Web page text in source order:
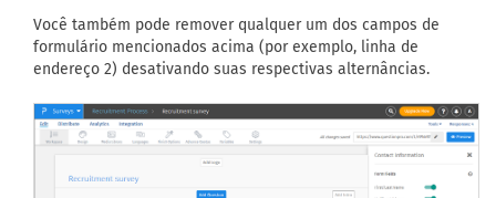
Você também pode remover qualquer um dos campos de
formulário mencionados acima (por exemplo, linha de
endereço 2) desativando suas respectivas alternâncias.